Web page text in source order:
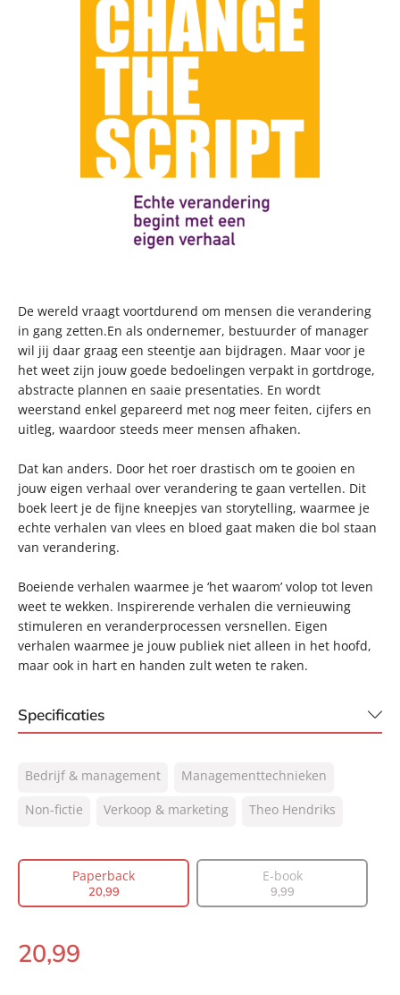
De wereld vraagt voortdurend om mensen die verandering
in gang zetten.En als ondernemer, bestuurder of manager
wil jij daar graag een steentje aan bijdragen. Maar voor je
het weet zijn jouw goede bedoelingen verpakt in gortdroge,
abstracte plannen en saaie presentaties. En wordt
weerstand enkel gepareerd met nog meer feiten, cijfers en
uitleg, waardoor steeds meer mensen afhaken.
Dat kan anders. Door het roer drastisch om te gooien en
jouw eigen verhaal over verandering te gaan vertellen. Dit
boek leert je de fijne kneepjes van storytelling, waarmee je
echte verhalen van vlees en bloed gaat maken die bol staan
van verandering.
Boeiende verhalen waarmee je ‘het waarom’ volop tot leven
weet te wekken. Inspirerende verhalen die vernieuwing
stimuleren en veranderprocessen versnellen. Eigen
verhalen waarmee je jouw publiek niet alleen in het hoofd,
maar ook in hart en handen zult weten te raken.
Specificaties
NUR:
801
Type:
Paperback
Prijs:
20,99
Aantal pagina's:
Uitgever:
Lev.
Bedrijf & management
Managementtechnieken
Non-fictie
Verkoop & marketing Theo Hendriks
Paperback
20,99
E-book
9,99
Paperback:
20,99